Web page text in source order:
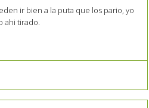
ir bien a la puta que los pario, yo
ahi tirado.